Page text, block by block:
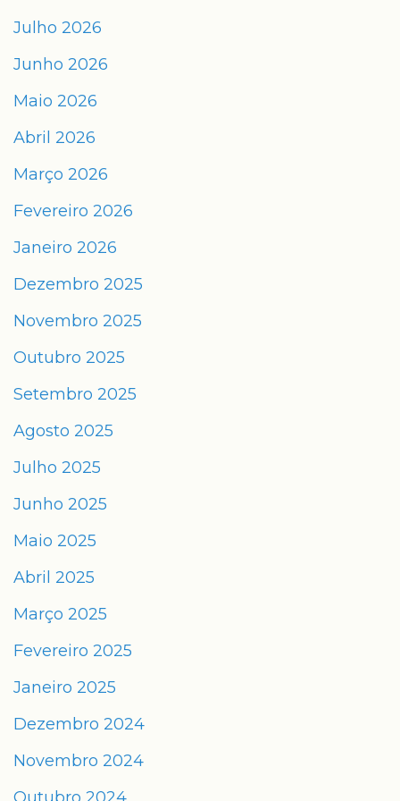
Julho 2026
Junho 2026
Maio 2026
Abril 2026
Março 2026
Fevereiro 2026
Janeiro 2026
Dezembro 2025
Novembro 2025
Outubro 2025
Setembro 2025
Agosto 2025
Julho 2025
Junho 2025
Maio 2025
Abril 2025
Março 2025
Fevereiro 2025
Janeiro 2025
Dezembro 2024
Novembro 2024